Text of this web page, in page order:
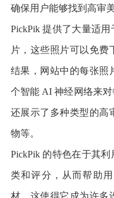
确保用户能够找到高审
PickPik 提供了大量适
片，这些照片可以免费
结果，网站中的每张照
个智能 AI 神经网络来
还展示了多种类型的高
物等。
PickPik 的特色在于其
类和评分，从而帮助
材。这使得它成为许多